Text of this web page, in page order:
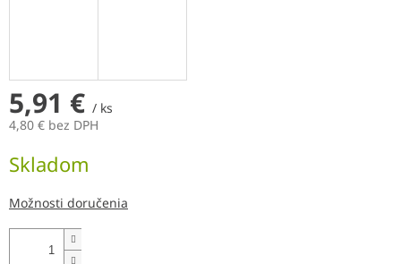
5,91 € / ks
4,80 € bez DPH
cena:
Skladom
Možnosti doručenia